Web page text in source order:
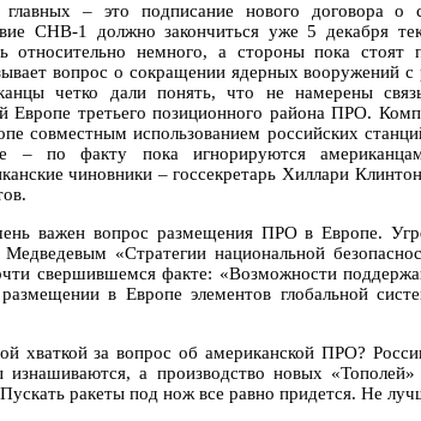
– это подписание нового договора о
СНВ-1 должно закончиться уже 5 декабря
относительно немного, а стороны пока стоят
вопрос о сокращении ядерных вооружений
четко дали понять, что не намерены
Европе третьего позиционного района ПРО.
совместным использованием российских
по факту пока игнорируются
чиновники – госсекретарь Хиллари
важен вопрос размещения ПРО в Европе.
«Стратегии национальной
свершившемся факте: «Возможности
в Европе элементов глобальной
хваткой за вопрос об американской ПРО?
изнашиваются, а производство новых
ракеты под нож все равно придется. Не